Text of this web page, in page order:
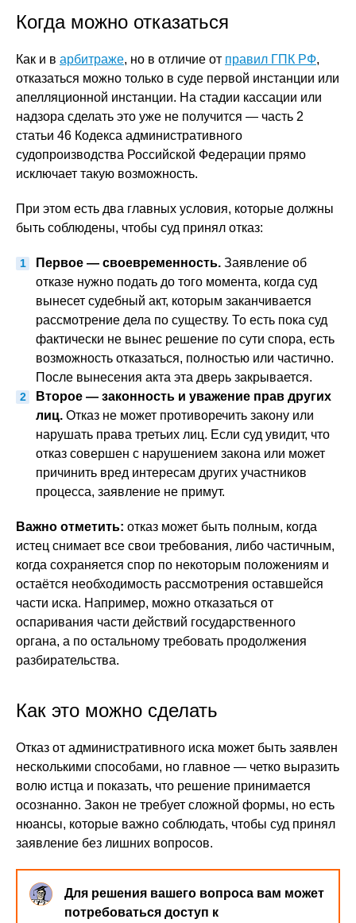
Когда можно отказаться
Как и в арбитраже, но в отличие от правил ГПК РФ,
отказаться можно только в суде первой инстанции или
апелляционной инстанции. На стадии кассации или
надзора сделать это уже не получится — часть 2
статьи 46 Кодекса административного
судопроизводства Российской Федерации прямо
исключает такую возможность.
При этом есть два главных условия, которые должны
быть соблюдены, чтобы суд принял отказ:
Первое — своевременность. Заявление об
отказе нужно подать до того момента, когда суд
вынесет судебный акт, которым заканчивается
рассмотрение дела по существу. То есть пока суд
фактически не вынес решение по сути спора, есть
возможность отказаться, полностью или частично.
После вынесения акта эта дверь закрывается.
Второе — законность и уважение прав других
лиц. Отказ не может противоречить закону или
нарушать права третьих лиц. Если суд увидит, что
отказ совершен с нарушением закона или может
причинить вред интересам других участников
процесса, заявление не примут.
Важно отметить: отказ может быть полным, когда
истец снимает все свои требования, либо частичным,
когда сохраняется спор по некоторым положениям и
остаётся необходимость рассмотрения оставшейся
части иска. Например, можно отказаться от
оспаривания части действий государственного
органа, а по остальному требовать продолжения
разбирательства.
Как это можно сделать
Отказ от административного иска может быть заявлен
несколькими способами, но главное — четко выразить
волю истца и показать, что решение принимается
осознанно. Закон не требует сложной формы, но есть
нюансы, которые важно соблюдать, чтобы суд принял
заявление без лишних вопросов.
Для решения вашего вопроса вам может
потребоваться доступ к